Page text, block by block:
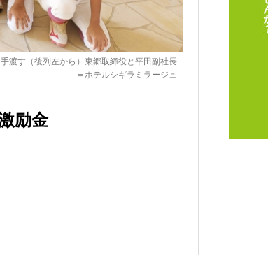
渡す（後列左から）東郷取締役と平田副社長
＝ホテルシギラミラージュ
励金